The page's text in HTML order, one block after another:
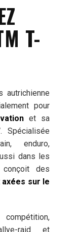
T-
autrichienne
pour
et sa
. Spécialisée
enduro,
dans les
des
axées sur le
raid et